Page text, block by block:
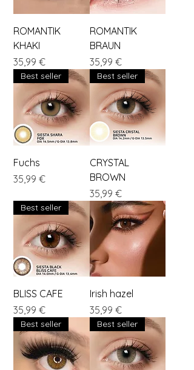
ROMANTIK
KHAKI
Preis
35,99 €
ROMANTIK
BRAUN
Preis
35,99 €
Best seller
Fuchs
Preis
35,99 €
Best seller
CRYSTAL
BROWN
Preis
35,99 €
Best seller
BLISS CAFE
Preis
35,99 €
Irish hazel
Preis
35,99 €
Best seller Best seller